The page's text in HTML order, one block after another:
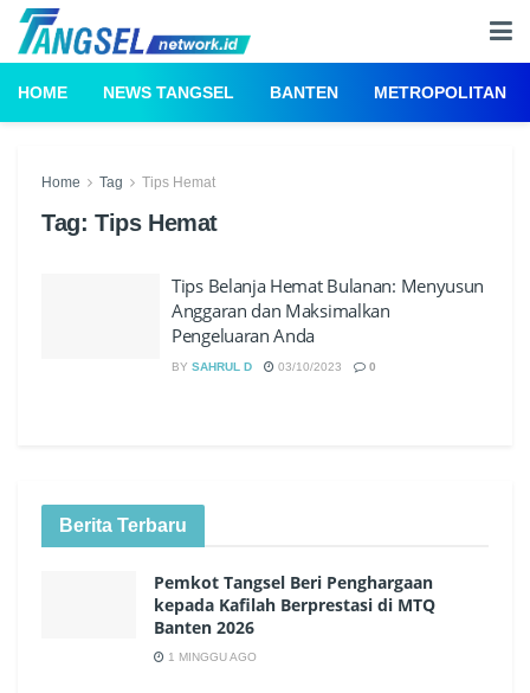
HOME NEWS TANGSEL BANTEN METROPOLITAN
Home Tag Tips Hemat
Tag: Tips Hemat
Tips Belanja Hemat Bulanan: Menyusun
Anggaran dan Maksimalkan
Pengeluaran Anda
BY SAHRUL D 03/10/2023 0
Berita Terbaru
Pemkot Tangsel Beri Penghargaan
kepada Kafilah Berprestasi di MTQ
Banten 2026
1 MINGGU AGO